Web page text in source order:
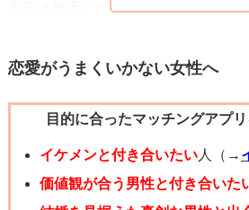
不安は相手に伝わってしまう恐れが
をいっぱいにしてほしいなと思います
恋愛がうまくいかない女性へ
目的に合ったマッチングアプ
イケメンと付き合いたい人（→
価値観が合う男性と付き合いた